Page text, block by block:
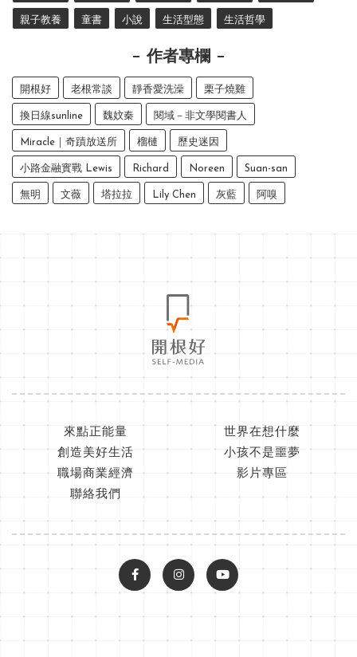
親子教養 童書 小說 生活型態 生活哲學
作者專欄
開根好 老根常談 靜香愛洗澡 栗子燒雞
換日線sunline 魏妏秦 閱域－非文學閱書人
Miracle｜奇蹟放送所 榴槤 歷史迷因
小路金融實戰 Lewis Richard Noreen Suan-san
無明 文薇 塔拉拉 Lily Chen 灰藍 阿嗅
來點正能量
世界在想什麼
創造美好生活
小孩不是噩夢
職場商業經濟
影片專區
聯絡我們